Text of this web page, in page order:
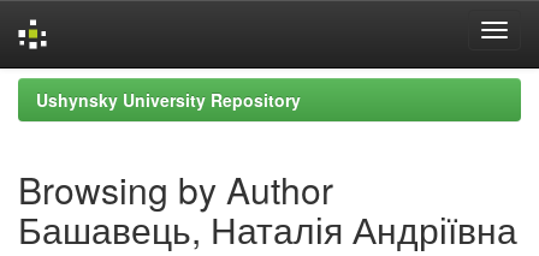
Skip
navigation
Ushynsky University Repository
Browsing by Author
Башавець, Наталія Андріївна